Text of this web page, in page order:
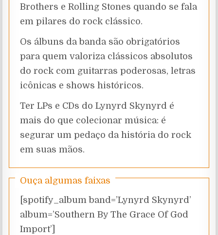
Brothers e Rolling Stones quando se fala
em pilares do rock clássico.
Os álbuns da banda são obrigatórios
para quem valoriza clássicos absolutos
do rock com guitarras poderosas, letras
icônicas e shows históricos.
Ter LPs e CDs do Lynyrd Skynyrd é
mais do que colecionar música: é
segurar um pedaço da história do rock
em suas mãos.
Ouça algumas faixas
[spotify_album band=’Lynyrd Skynyrd’
album=’Southern By The Grace Of God
Import’]